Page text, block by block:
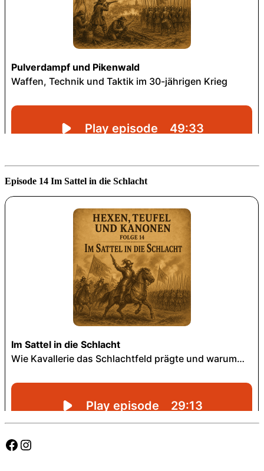
Episode 14 Im Sattel in die Schlacht
Facebook
Instagram